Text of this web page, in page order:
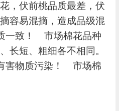
，伏前桃品质最差，伏
容易混摘，造成品级混
一致！ 市场棉花品种
长短、粗细各不相同。
害物质污染！ 市场棉